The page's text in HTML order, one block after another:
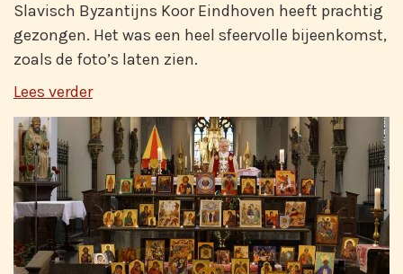
Slavisch Byzantijns Koor Eindhoven heeft prachtig
gezongen. Het was een heel sfeervolle bijeenkomst,
zoals de foto’s laten zien.
Lees verder